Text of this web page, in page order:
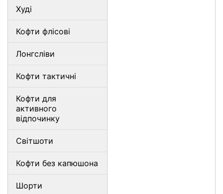
Худі
Кофти флісові
Лонгсліви
Кофти тактичні
Кофти для
активного
відпочинку
Світшоти
Кофти без капюшона
Шорти